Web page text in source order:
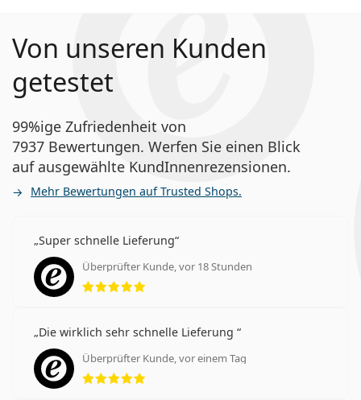
Von unseren Kunden
getestet
99%ige Zufriedenheit von
7937 Bewertungen. Werfen Sie einen Blick
auf ausgewählte KundInnenrezensionen.
Mehr Bewertungen auf Trusted Shops.
Super schnelle Lieferung
Überprüfter Kunde, vor 18 Stunden
Bewertung 5 aus 5
Die wirklich sehr schnelle Lieferung
Überprüfter Kunde, vor einem Tag
Bewertung 5 aus 5